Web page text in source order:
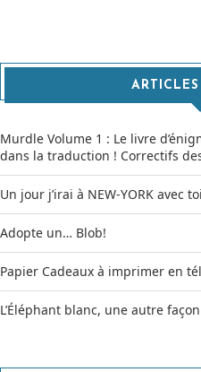
Murdle Volume 1 : Le livre
dans la traduction ! Correctifs
Un jour j’irai à NEW-YORK avec toi
Adopte un… Blob!
Papier Cadeaux à imprimer en
L’Éléphant blanc, une autre